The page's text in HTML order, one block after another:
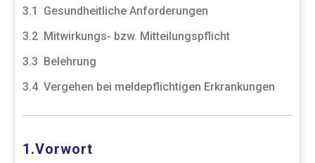
3.1 Gesundheitliche Anforderungen
3.2 Mitwirkungs- bzw. Mitteilungspflicht
3.3 Belehrung
3.4 Vergehen bei meldepflichtigen Erkrankungen
1.Vorwort